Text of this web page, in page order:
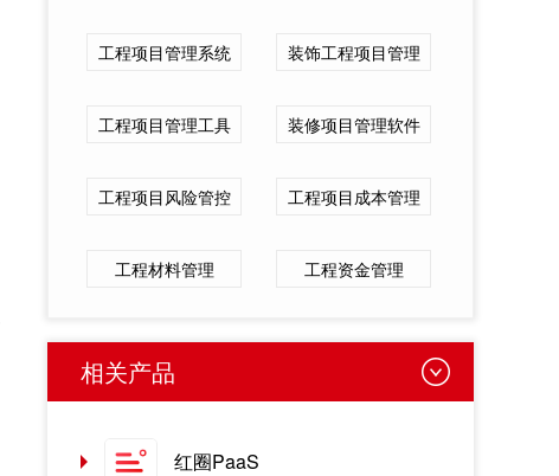
工程项目管理系统 装饰工程项目管理
工程项目管理工具 装修项目管理软件
工程项目风险管控 工程项目成本管理
工程材料管理 工程资金管理
相关产品
红圈PaaS